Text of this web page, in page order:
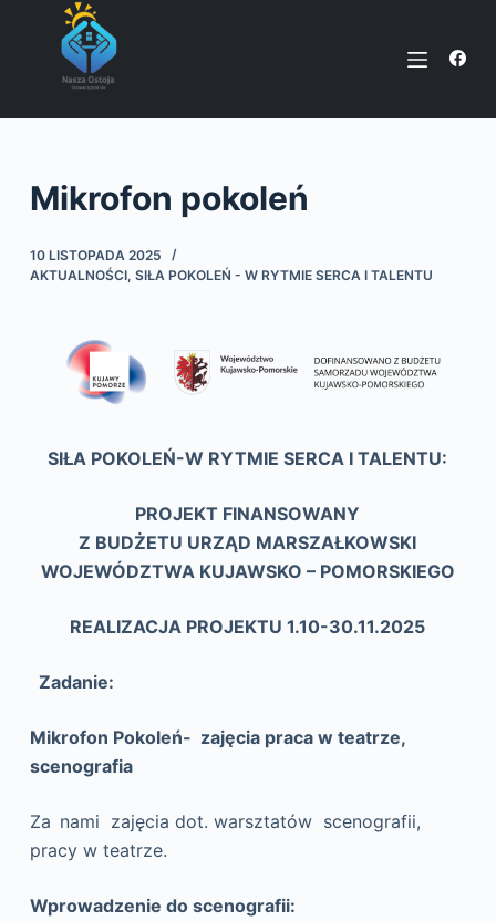
o
Mikrofon pokoleń
10 LISTOPADA 2025
AKTUALNOŚCI, SIŁA POKOLEŃ - W RYTMIE SERCA I TALENTU
SIŁA POKOLEŃ-W RYTMIE SERCA I TALENTU:
PROJEKT FINANSOWANY
Z BUDŻETU URZĄD MARSZAŁKOWSKI
WOJEWÓDZTWA KUJAWSKO – POMORSKIEGO
REALIZACJA PROJEKTU 1.10-30.11.2025
Zadanie:
Mikrofon Pokoleń- zajęcia praca w teatrze,
scenografia
Za nami zajęcia dot. warsztatów scenografii,
pracy w teatrze.
Wprowadzenie do scenografii: